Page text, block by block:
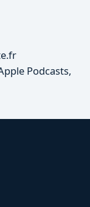
Podcasts,